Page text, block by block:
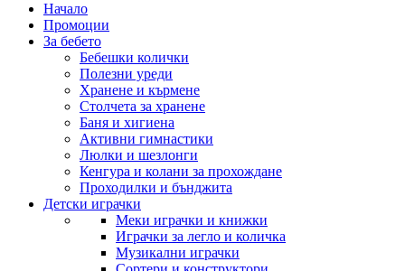
Начало
Промоции
За бебето
Бебешки колички
Полезни уреди
Хранене и кърмене
Столчета за хранене
Баня и хигиена
Активни гимнастики
Люлки и шезлонги
Кенгура и колани за прохождане
Проходилки и бънджита
Детски играчки
Меки играчки и книжки
Играчки за легло и количка
Музикални играчки